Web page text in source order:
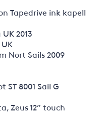
Tapedrive ink kapell
2013
Nort Sails 2009
8001 Sail G
Zeus 12” touch